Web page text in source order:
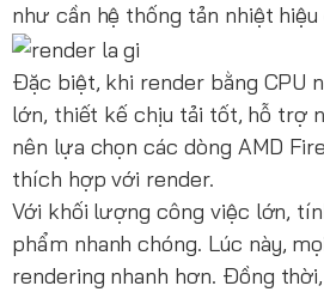
như cần hệ thống tản nhiệt
Đặc biệt, khi render bằng CPU
lớn, thiết kế chịu tải tốt, hỗ trợ
nên lựa chọn các dòng AMD
thích hợp với render.
Với khối lượng công việc lớn,
phẩm nhanh chóng. Lúc này,
rendering nhanh hơn. Đồng